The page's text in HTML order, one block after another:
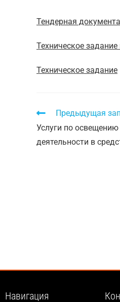
Тендерная
Техническое задание
Техническое задание
Предыдущая
Услуги по
деятельности в
Навигация